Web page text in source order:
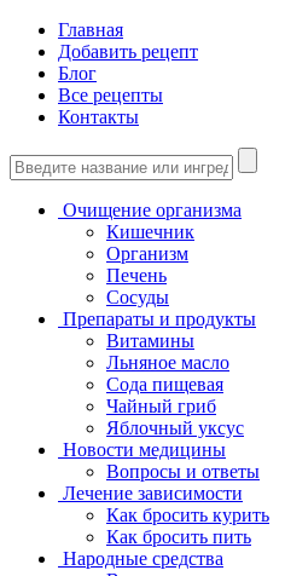
Главная
Добавить рецепт
Блог
Все рецепты
Контакты
Очищение организма
Кишечник
Организм
Печень
Сосуды
Препараты и продукты
Витамины
Льняное масло
Сода пищевая
Чайный гриб
Яблочный уксус
Новости медицины
Вопросы и ответы
Лечение зависимости
Как бросить курить
Как бросить пить
Народные средства